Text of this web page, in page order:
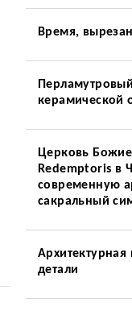
Время,
керамической
Церковь
Redemptoris в
современную
сакральный
Архитектурная
детали